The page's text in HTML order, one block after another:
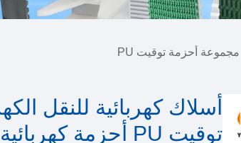
مجموعة أحزمة توقيت PU
أسلاك كهربائية للنقل
توقيت PU أحزمة كهربائية